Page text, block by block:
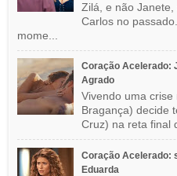
Zilá, e não
Carlos no
mome...
Coração Acelerado:
Agrado
Vivendo uma
Bragança) decide
Cruz) na reta final
Coração Acelerado:
Eduarda